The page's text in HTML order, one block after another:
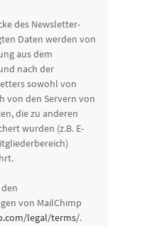
des Newsletter-
Daten werden von
aus dem
nach der
sowohl von
von den Servern von
die zu anderen
wurden (z.B. E-
von MailChimp
legal/terms/.